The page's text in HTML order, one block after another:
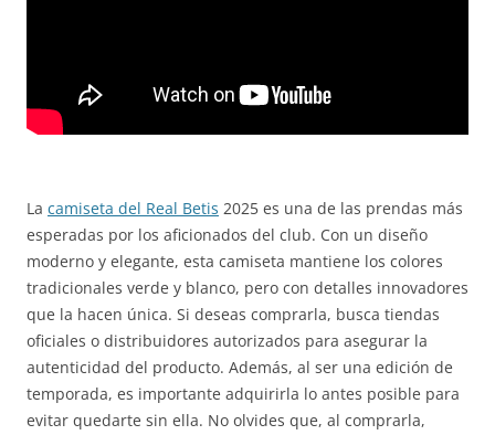
La camiseta del Real Betis 2025 es una de las prendas más
esperadas por los aficionados del club. Con un diseño
moderno y elegante, esta camiseta mantiene los colores
tradicionales verde y blanco, pero con detalles innovadores
que la hacen única. Si deseas comprarla, busca tiendas
oficiales o distribuidores autorizados para asegurar la
autenticidad del producto. Además, al ser una edición de
temporada, es importante adquirirla lo antes posible para
evitar quedarte sin ella. No olvides que, al comprarla,